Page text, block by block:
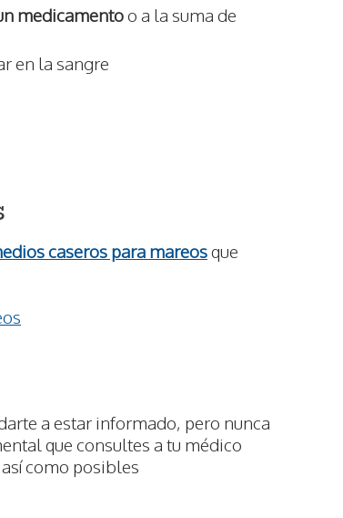
medicamentoo a la suma de
en la sangre
caseros para mareosque
a estar informado, pero nunca
que consultes a tu médico
como posibles